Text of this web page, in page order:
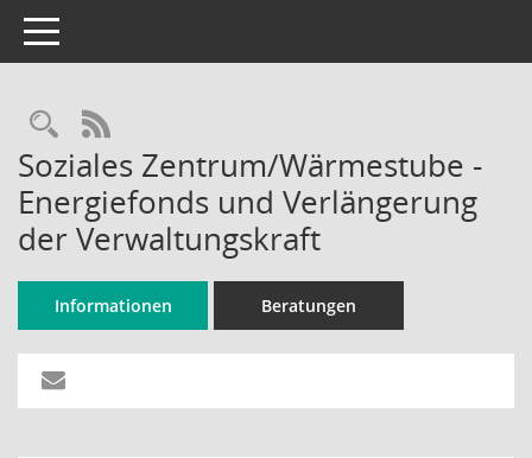
Toggle navigation
Rechercheauswahl
RSS-Feed
Soziales Zentrum/Wärmestube -
Energiefonds und Verlängerung
der Verwaltungskraft
Informationen Beratungen